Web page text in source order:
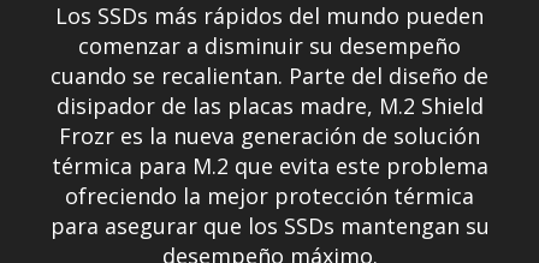
Los SSDs más rápidos del mundo pueden
comenzar a disminuir su desempeño
cuando se recalientan. Parte del diseño de
disipador de las placas madre, M.2 Shield
Frozr es la nueva generación de solución
térmica para M.2 que evita este problema
ofreciendo la mejor protección térmica
para asegurar que los SSDs mantengan su
desempeño máximo.